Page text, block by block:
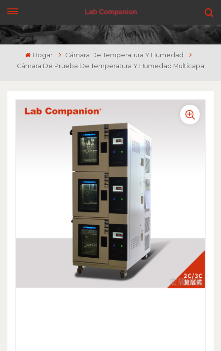
CONSIGUE UNA COTIZACIÓN
Hogar
Cámara De Temperatura Y Humedad
Cámara De Prueba De Temperatura Y Humedad Multicapa